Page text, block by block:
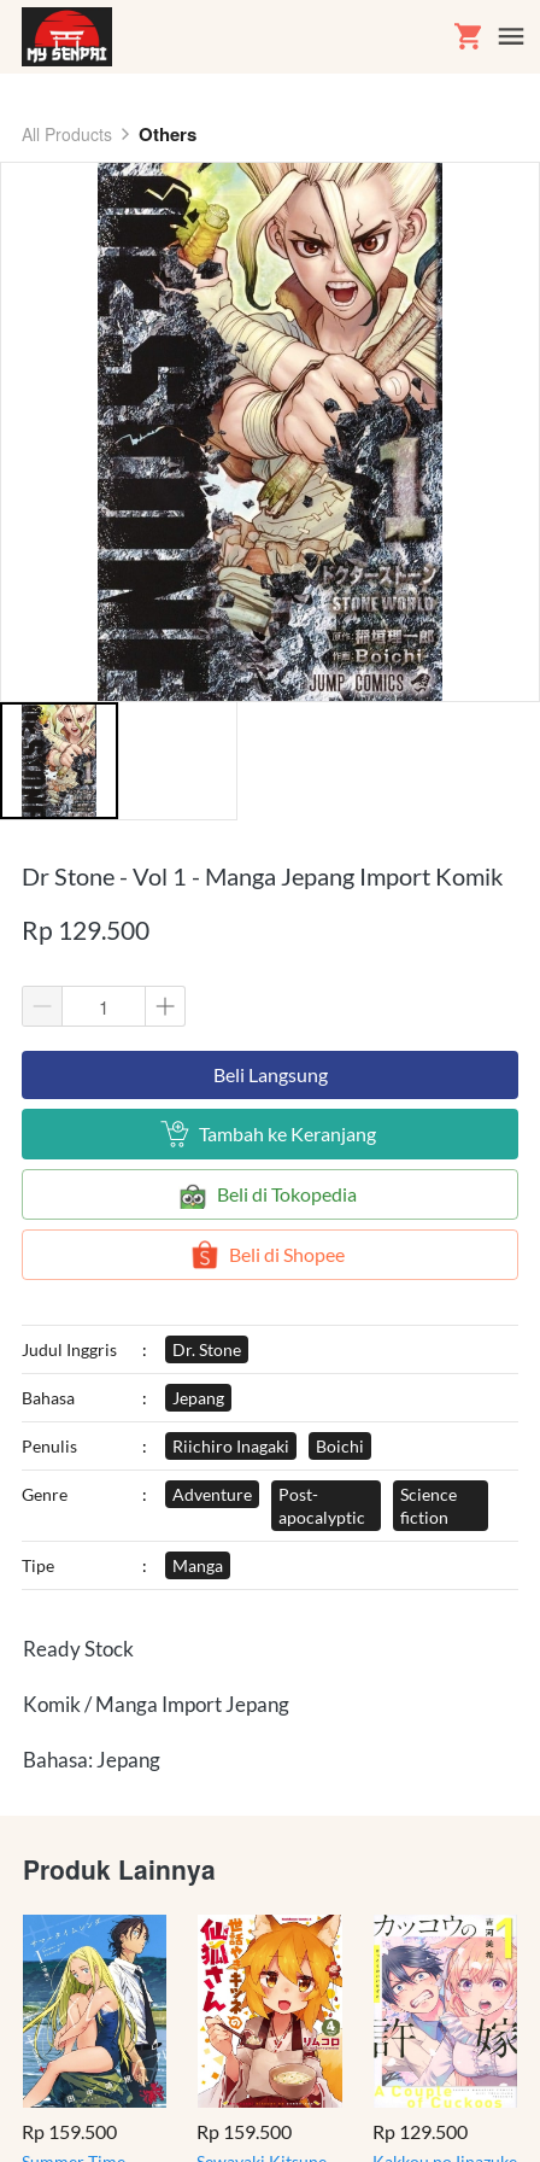
All Products Others
Dr Stone - Vol 1 - Manga Jepang Import Komik
Rp 129.500
`Beli Langsung
` Tambah ke Keranjang
` Beli di Tokopedia
` Beli di Shopee
Judul Inggris : Dr. Stone
Bahasa : Jepang
Penulis : Riichiro Inagaki Boichi
Genre : Adventure
Post-
apocalyptic
Science
fiction
Tipe : Manga
Ready Stock
Komik / Manga Import Jepang
Bahasa: Jepang
Produk Lainnya
Rp 159.500 Rp 159.500 Rp 129.500